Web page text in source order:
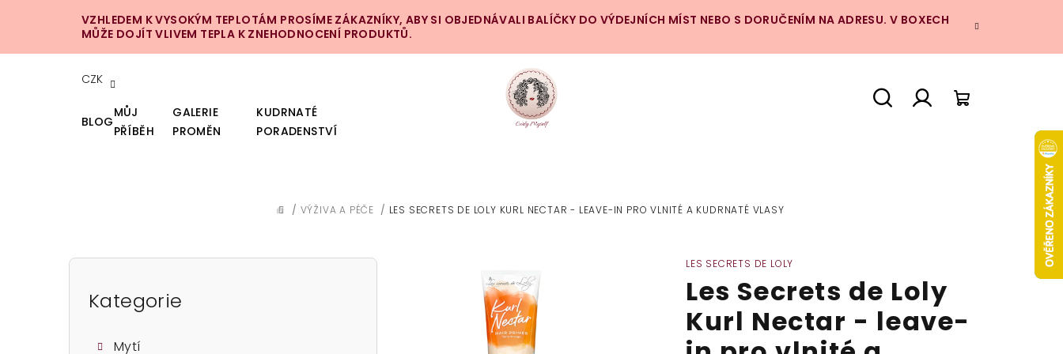
VZHLEDEM K VYSOKÝM TEPLOTÁM PROSÍME ZÁKAZNÍKY, ABY SI OBJEDNÁVALI BALÍČKY DO VÝDEJNÍCH MÍST NEBO S DORUČENÍM NA ADRESU. V BOXECH
MŮŽE DOJÍT VLIVEM TEPLA K ZNEHODNOCENÍ PRODUKTŮ.
CZK
BLOG
MŮJ
PŘÍBĚH
GALERIE
PROMĚN
KUDRNATÉ
PORADENSTVÍ
DOMŮ
/ VÝŽIVA A PÉČE / LES SECRETS DE LOLY KURL NECTAR - LEAVE-IN PRO VLNITÉ A KUDRNATÉ VLASY
P
Přeskočit
kategorie
Kategorie
Mytí
LES SECRETS DE LOLY
Les Secrets de Loly
Kurl Nectar - leave-